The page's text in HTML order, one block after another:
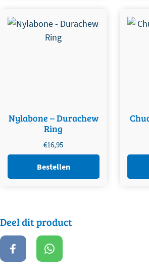
Nylabone – Durachew
Ring
€16,95
Bestellen
Deel dit product